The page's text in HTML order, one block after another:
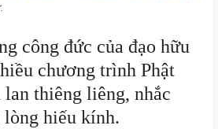
công đức của đạo hữu
chương trình Phật
thiêng liêng, nhắc
hiếu kính.